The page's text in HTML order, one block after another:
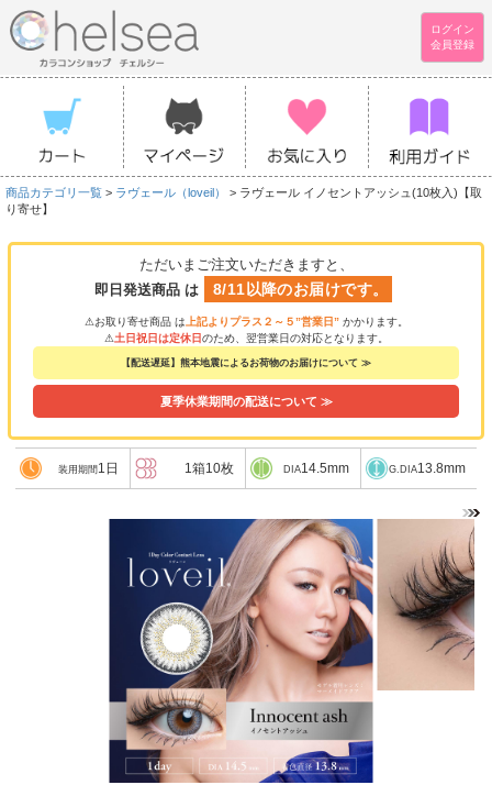
ログイン
会員登録
商品カテゴリ一覧 > ラヴェール（loveil）
> ラヴェール イノセントアッシュ(10枚入)【取
り寄せ】
ただいまご注文いただきますと、
即日発送商品 は
8/11以降のお届けです。
⚠お取り寄せ商品 は 上記よりプラス２～５”営業日” かかります。
⚠土日祝日は定休日のため、翌営業日の対応となります。
【配送遅延】熊本地震によるお荷物のお届けについて ≫
夏季休業期間の配送について ≫
装用期間 1日 1箱10枚 DIA14.5mm G.DIA13.8mm